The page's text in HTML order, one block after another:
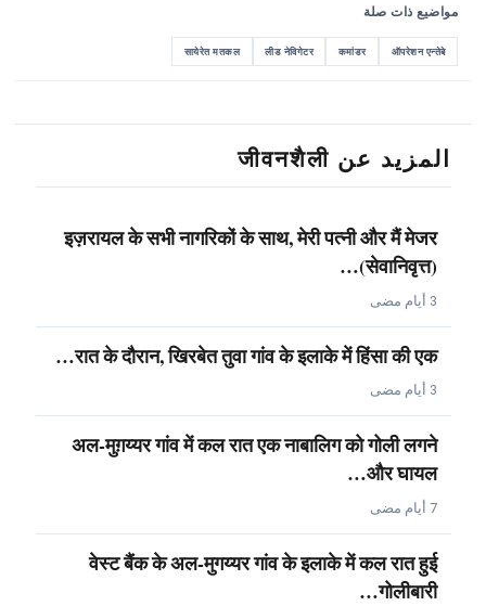
مواضيع ذات صلة
ऑपरेशन एन्तेबे
कमांडर
लीड नेविगेटर
सायेरेत मतकल
المزيد عن जीवनशैली
इज़रायल के सभी नागरिकों के साथ, मेरी पत्नी और मैं मेजर
(सेवानिवृत्त)…
3 أيام مضى
रात के दौरान, खिरबेत तुवा गांव के इलाके में हिंसा की एक…
3 أيام مضى
अल-मुग़य्यर गांव में कल रात एक नाबालिग को गोली लगने
और घायल…
7 أيام مضى
वेस्ट बैंक के अल-मुगय्यर गांव के इलाके में कल रात हुई
गोलीबारी…